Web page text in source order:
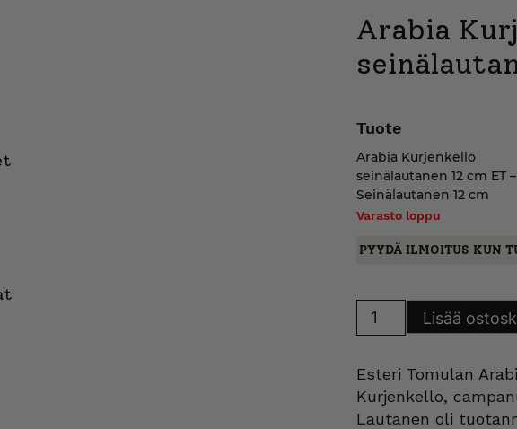
Arabia
Tuote
Arabia Kurjenkello
seinälautanen 12 cm ET –
Seinälautanen 12 cm
Varasto loppu
PYYDÄ ILMOITUS KUN
Kurjenkello
seinälautanen
ET
Lisää
Esteri Tomulan
Kurjenkello,
Lautanen oli